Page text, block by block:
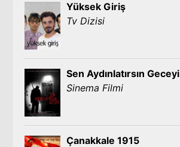
Yüksek Giriş
Tv Dizisi
Sen Aydınlatırsın Geceyi
Sinema Filmi
Çanakkale 1915